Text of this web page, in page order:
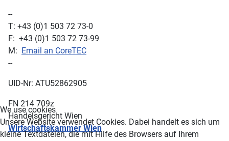
--
T: +43 (0)1 503 72 73-0
F: +43 (0)1 503 72 73-99
M: Email an CoreTEC
--
UID-Nr: ATU52862905
FN 214 709z
Handelsgericht Wien
Wirtschaftskammer Wien
We use cookies
Unsere Website verwendet Cookies. Dabei handelt es sich um
kleine Textdateien, die mit Hilfe des Browsers auf Ihrem